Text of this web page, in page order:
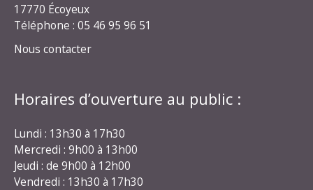
17770 Écoyeux
Téléphone : 05 46 95 96 51
Nous contacter
Horaires d’ouverture au public :
Lundi : 13h30 à 17h30
Mercredi : 9h00 à 13h00
Jeudi : de 9h00 à 12h00
Vendredi : 13h30 à 17h30